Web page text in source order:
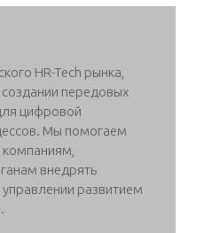
HR-Tech рынка,
передовых
цифровой
Мы помогаем
внедрять
развитием